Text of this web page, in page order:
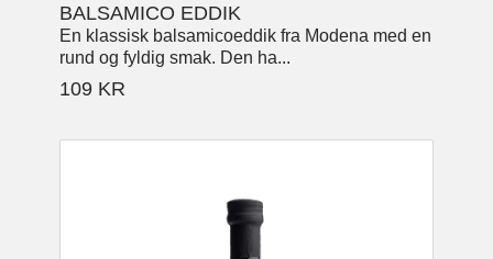
BALSAMICO EDDIK
En klassisk balsamicoeddik fra Modena med en
rund og fyldig smak. Den ha...
109 KR